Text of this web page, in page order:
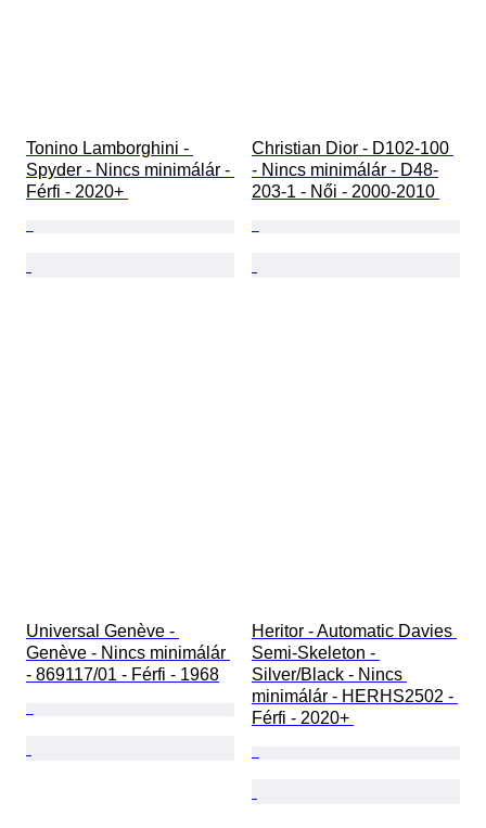
Tonino Lamborghini -
Spyder - Nincs minimálár -
Férfi - 2020+
Christian Dior - D102-100
- Nincs minimálár - D48-
203-1 - Női - 2000-2010
Universal Genève -
Genève - Nincs minimálár
- 869117/01 - Férfi - 1968
Heritor - Automatic Davies
Semi-Skeleton -
Silver/Black - Nincs
minimálár - HERHS2502 -
Férfi - 2020+